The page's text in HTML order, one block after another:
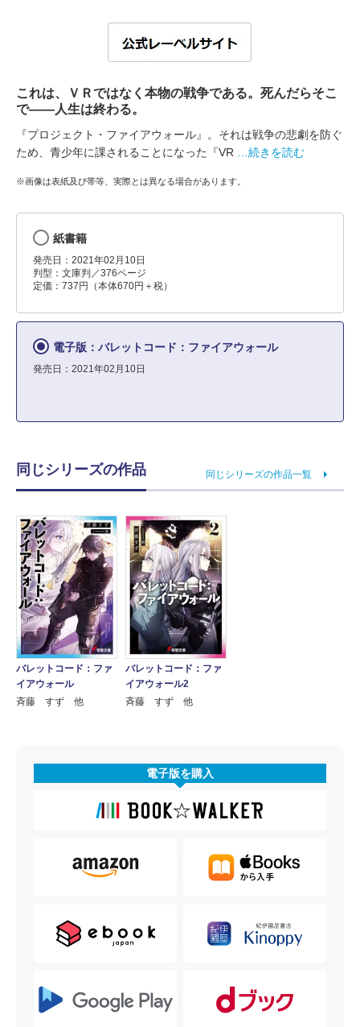
これは、ＶＲではなく本物の戦争である。死んだらそこ
で――人生は終わる。
『プロジェクト・ファイアウォール』。それは戦争の悲劇を防ぐ
ため、青少年に課されることになった『VR
…続きを読む
※画像は表紙及び帯等、実際とは異なる場合があります。
紙書籍
発売日：2021年02月10日
判型：文庫判／376ページ
定価：737円（本体670円＋税）
電子版：バレットコード：ファイアウォール
発売日：2021年02月10日
同じシリーズの作品 同じシリーズの作品一覧
バレットコード：ファ
イアウォール
斉藤 すず 他
バレットコード：ファ
イアウォール2
斉藤 すず 他
電子版を購入